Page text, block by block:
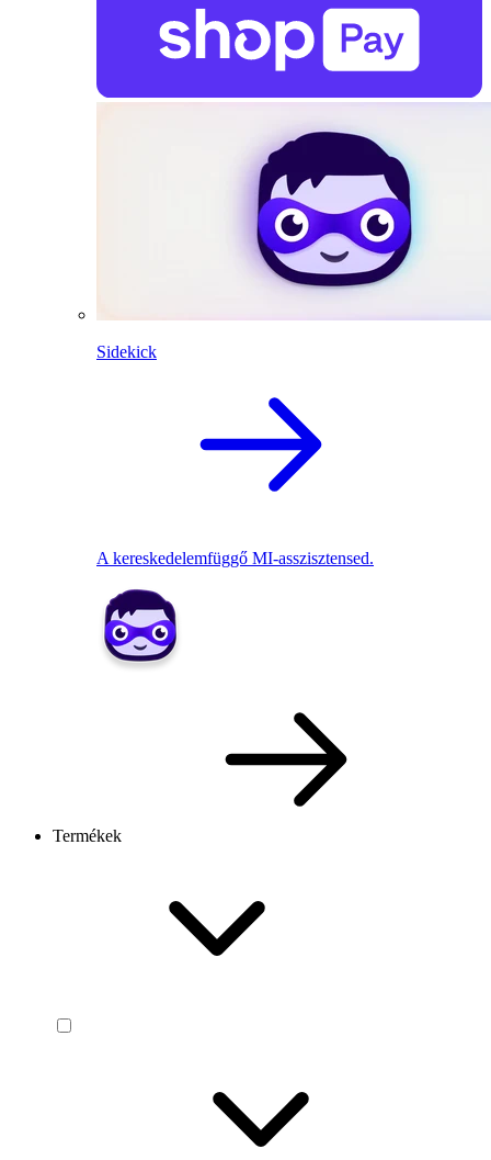
Sidekick
A kereskedelemfüggő MI-asszisztensed.
Termékek